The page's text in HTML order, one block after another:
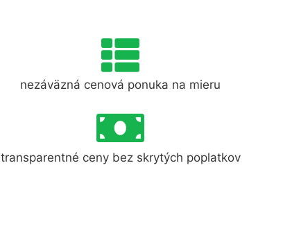
nezáväzná cenová ponuka na mieru
transparentné ceny bez skrytých poplatkov